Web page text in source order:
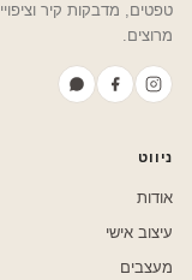
מרוצים.
ניווט
אודות
עיצוב אישי
מעצבים